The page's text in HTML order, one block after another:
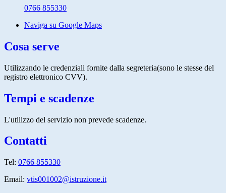
0766 855330
Naviga su Google Maps
Cosa serve
Utilizzando le credenziali fornite dalla segreteria(sono le stesse del
registro elettronico CVV).
Tempi e scadenze
L'utilizzo del servizio non prevede scadenze.
Contatti
Tel: 0766 855330
Email: vtis001002@istruzione.it